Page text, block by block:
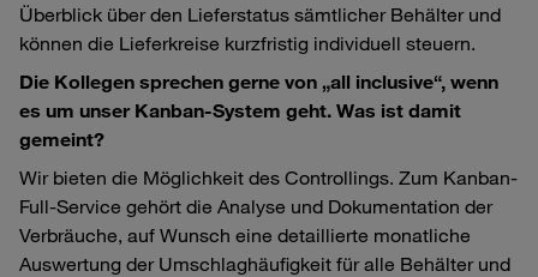
Überblick über den Lieferstatus sämtlicher Behälter und
können die Lieferkreise kurzfristig individuell steuern.
Die Kollegen sprechen gerne von „all inclusive“, wenn
es um unser Kanban-System geht. Was ist damit
gemeint?
Wir bieten die Möglichkeit des Controllings. Zum Kanban-
Full-Service gehört die Analyse und Dokumentation der
Verbräuche, auf Wunsch eine detaillierte monatliche
Auswertung der Umschlaghäufigkeit für alle Behälter und